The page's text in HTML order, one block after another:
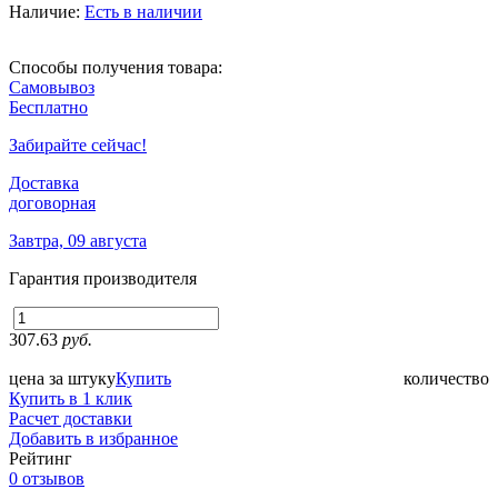
Наличие: Есть в наличии
Способы получения товара:
Самовывоз
Бесплатно
Забирайте сейчас!
Доставка
договорная
Завтра, 09 августа
Гарантия производителя
307.63 руб.
цена за штуку количество
Купить
Купить в 1 клик
Расчет доставки
Добавить в избранное
Рейтинг
0 отзывов